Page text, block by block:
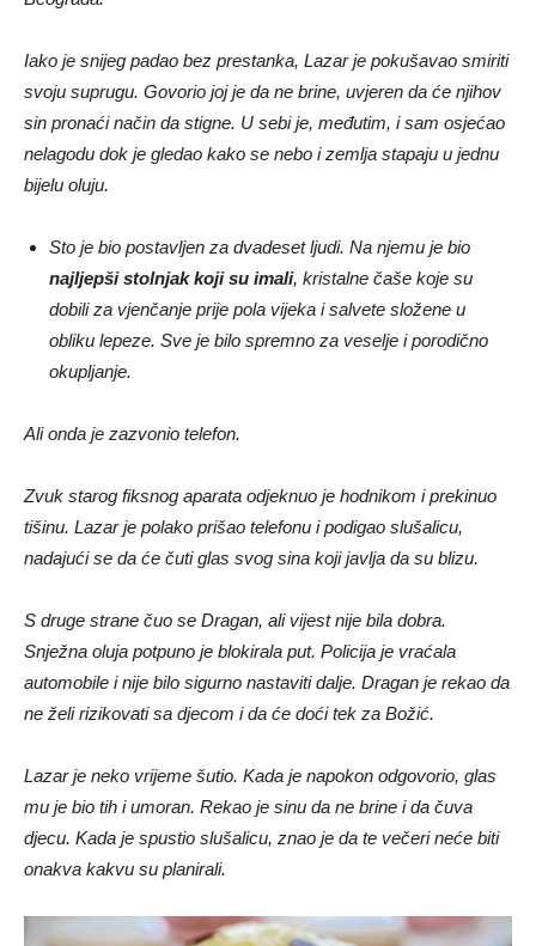
Iako je snijeg padao bez prestanka, Lazar je pokušavao smiriti
svoju suprugu. Govorio joj je da ne brine, uvjeren da će njihov
sin pronaći način da stigne. U sebi je, međutim, i sam osjećao
nelagodu dok je gledao kako se nebo i zemlja stapaju u jednu
bijelu oluju.
Sto je bio postavljen za dvadeset ljudi. Na njemu je bio
najljepši stolnjak koji su imali, kristalne čaše koje su
dobili za vjenčanje prije pola vijeka i salvete složene u
obliku lepeze. Sve je bilo spremno za veselje i porodično
okupljanje.
Ali onda je zazvonio telefon.
Zvuk starog fiksnog aparata odjeknuo je hodnikom i prekinuo
tišinu. Lazar je polako prišao telefonu i podigao slušalicu,
nadajući se da će čuti glas svog sina koji javlja da su blizu.
S druge strane čuo se Dragan, ali vijest nije bila dobra.
Snježna oluja potpuno je blokirala put. Policija je vraćala
automobile i nije bilo sigurno nastaviti dalje. Dragan je rekao da
ne želi rizikovati sa djecom i da će doći tek za Božić.
Lazar je neko vrijeme šutio. Kada je napokon odgovorio, glas
mu je bio tih i umoran. Rekao je sinu da ne brine i da čuva
djecu. Kada je spustio slušalicu, znao je da te večeri neće biti
onakva kakvu su planirali.